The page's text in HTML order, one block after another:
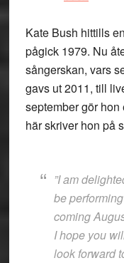
Kate Bush hittills
pågick 1979. Nu
sångerskan, vars
gavs ut 2011, till
september gör
här skriver hon på
”I am
be
coming
I hope you
look forward